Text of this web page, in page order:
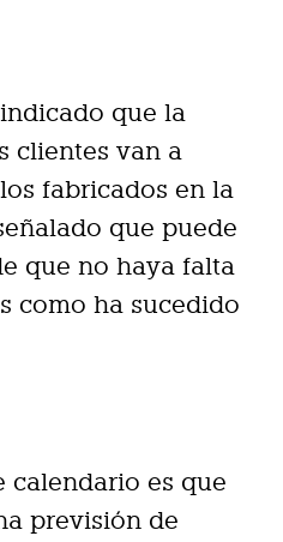
que la
clientes van a
fabricados en la
que puede
que no haya falta
como ha sucedido
calendario es que
previsión de